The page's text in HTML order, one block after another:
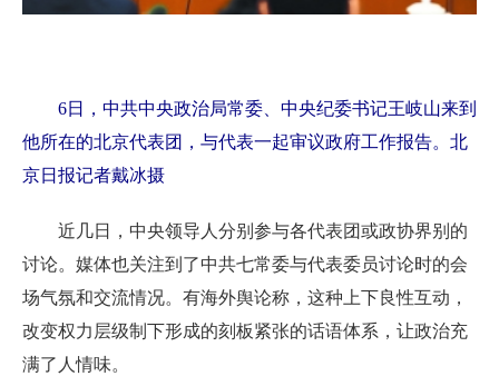
6日，中共中央政治局常委、中央纪委书记王岐山来到
他所在的北京代表团，与代表一起审议政府工作报告。北
京日报记者戴冰摄
近几日，中央领导人分别参与各代表团或政协界别的
讨论。媒体也关注到了中共七常委与代表委员讨论时的会
场气氛和交流情况。有海外舆论称，这种上下良性互动，
改变权力层级制下形成的刻板紧张的话语体系，让政治充
满了人情味。